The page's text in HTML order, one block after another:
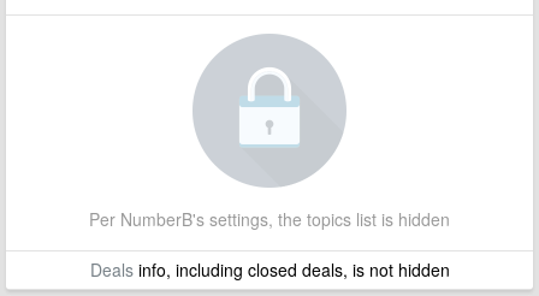
Per NumberB's settings, the topics list is hidden
Dealsinfo, including closed deals, is not hidden